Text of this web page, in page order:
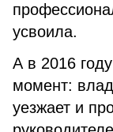
усвоила.
А в 2016
момент:
уезжает и